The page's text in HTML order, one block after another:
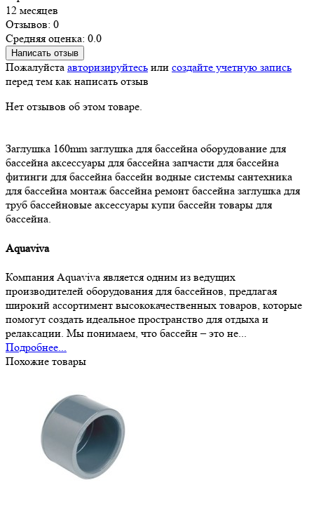
12 месяцев
Отзывов: 0
Средняя оценка: 0.0
Написать отзыв
Пожалуйста авторизируйтесь или создайте учетную запись
перед тем как написать отзыв
Нет отзывов об этом товаре.
Заглушка 160mm заглушка для бассейна оборудование для
бассейна аксессуары для бассейна запчасти для бассейна
фитинги для бассейна бассейн водные системы сантехника
для бассейна монтаж бассейна ремонт бассейна заглушка для
труб бассейновые аксессуары купи бассейн товары для
бассейна.
Aquaviva
Компания Aquaviva является одним из ведущих
производителей оборудования для бассейнов, предлагая
широкий ассортимент высококачественных товаров, которые
помогут создать идеальное пространство для отдыха и
релаксации. Мы понимаем, что бассейн – это не...
Подробнее...
Похожие товары